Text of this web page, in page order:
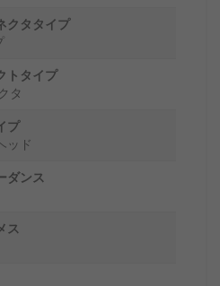
クタタイプ
トタイプ
タ
プ
ッド
ダンス
ス